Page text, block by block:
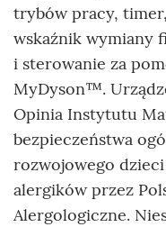
trybów pracy,
wskaźnik wymiany
i sterowanie za
MyDyson™.
Opinia Instytutu
bezpieczeństwa
rozwojowego
alergików przez
Alergologiczne.